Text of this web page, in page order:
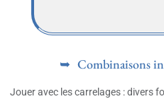
Combinaisons
Jouer avec les carrelages : divers